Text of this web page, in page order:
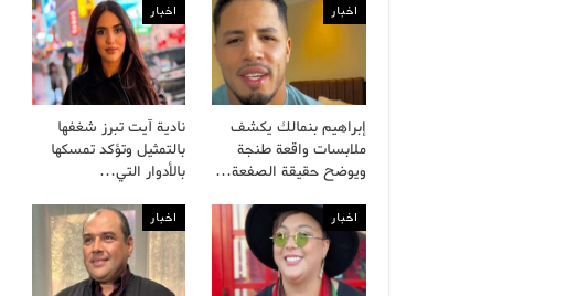
اخبار
إبراهيم بنمالك يكشف
ملابسات واقعة طنجة
ويوضح حقيقة الصفعة…
اخبار
نادية آيت تبرز شغفها
بالتمثيل وتؤكد تمسكها
بالأدوار التي…
اخبار اخبار